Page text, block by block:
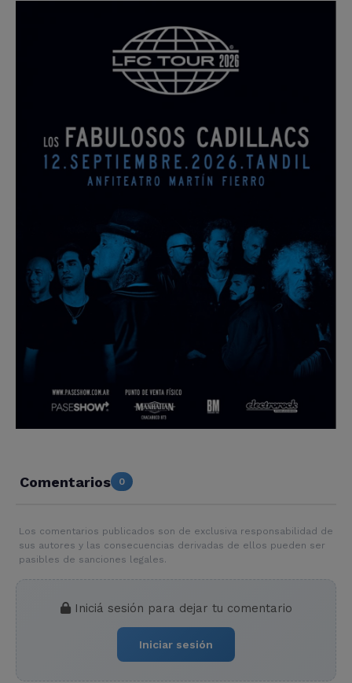
Comentarios 0
Los comentarios publicados son de exclusiva responsabilidad de
sus autores y las consecuencias derivadas de ellos pueden ser
pasibles de sanciones legales.
Iniciá sesión para dejar tu comentario
Iniciar sesión